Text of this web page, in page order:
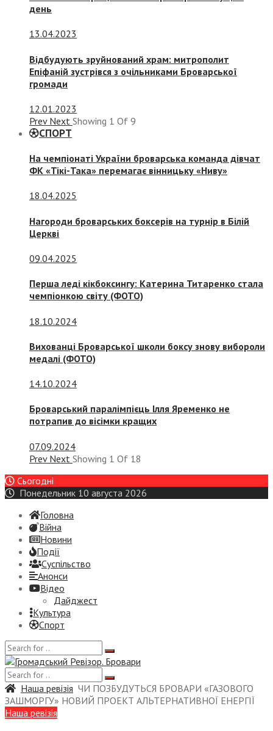
день
13.04.2023
Відбудують зруйнований храм: митрополит
Епіфаній зустрівся з очільниками Броварської
громади
12.01.2023
Prev Next Showing 1 Of 9
СПОРТ
На чемпіонаті України броварська команда дівчат
ФК «Тікі-Така» перемагає вінницьку «Ниву»
18.04.2025
Нагороди броварських боксерів на турнір в Білій
Церкві
09.04.2025
Перша леді кікбоксингу: Катерина Титаренко стала
чемпіонкою світу (ФОТО)
18.10.2024
Вихованці Броварської школи боксу знову вибороли
медалі (ФОТО)
14.10.2024
Броварський паралімпієць Ілля Яременко не
потрапив до вісімки кращих
07.09.2024
Prev Next Showing 1 Of 18
Сьогодні
Понедельник 10 августа 2026
Головна
Війна
Новини
Події
Суспiльство
Анонси
Відео
Дайджест
Культура
Спорт
Наша ревізія ЧИ ПОЗБУДУТЬСЯ БРОВАРИ «ГАЗОВОГО
ЗАШМОРГУ» НОВИЙ ПРОЕКТ АЛЬТЕРНАТИВНОЇ ЕНЕРГІЇ
Наша ревізія